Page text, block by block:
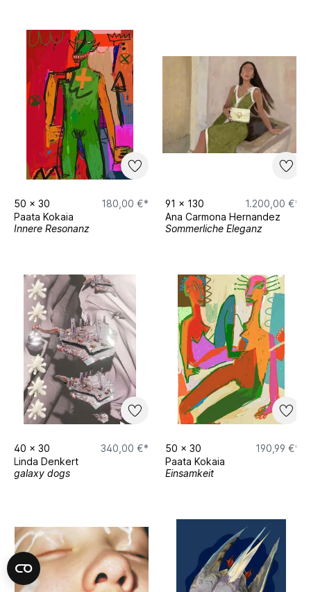
50 x 30
180,00 €*
Paata Kokaia
Innere Resonanz
91 x 130
1.200,00 €*
Ana Carmona Hernandez
Sommerliche Eleganz
40 x 30
340,00 €*
Linda Denkert
galaxy dogs
50 x 30
190,99 €*
Paata Kokaia
Einsamkeit